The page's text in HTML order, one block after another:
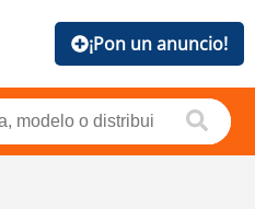
¡Pon un anuncio!